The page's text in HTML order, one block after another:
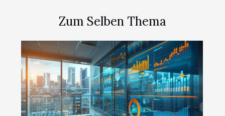
Zum Selben Thema